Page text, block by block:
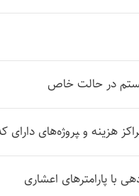
در حالت خاص
هزینه و ‍پروژه‌های دارای
با پارامترهای اعشاری